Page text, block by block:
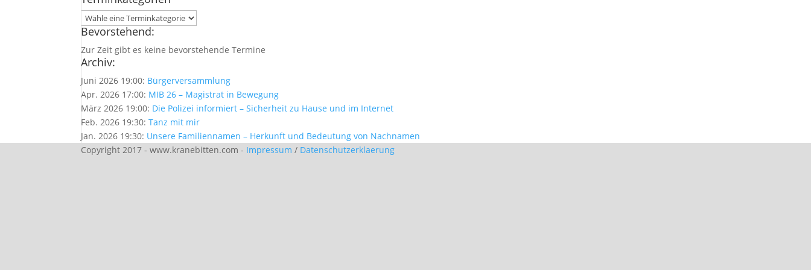
Bevorstehend:
Zur Zeit gibt es keine bevorstehende Termine
Archiv:
Juni 2026 19:00: Bürgerversammlung
Apr. 2026 17:00: MIB 26 – Magistrat in Bewegung
März 2026 19:00: Die Polizei informiert – Sicherheit zu Hause und im Internet
Feb. 2026 19:30:Tanz mit mir
Jan. 2026 19:30: Unsere Familiennamen – Herkunft und Bedeutung von Nachnamen
Copyright 2017 - www.kranebitten.com - Impressum / Datenschutzerklaerung